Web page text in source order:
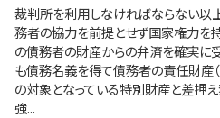
裁判所を利用しなければならない以
務者の協力を前提とせず国家権力を
の債務者の財産からの弁済を確実に
も債務名義を得て債務者の責任財産
の対象となっている特別財産と差押
強...